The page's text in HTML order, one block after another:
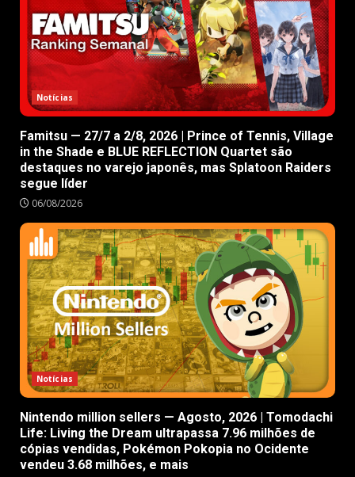
Notícias
Famitsu — 27/7 a 2/8, 2026 | Prince of Tennis, Village
in the Shade e BLUE REFLECTION Quartet são
destaques no varejo japonês, mas Splatoon Raiders
segue líder
06/08/2026
Notícias
Nintendo million sellers — Agosto, 2026 | Tomodachi
Life: Living the Dream ultrapassa 7.96 milhões de
cópias vendidas, Pokémon Pokopia no Ocidente
vendeu 3.68 milhões, e mais